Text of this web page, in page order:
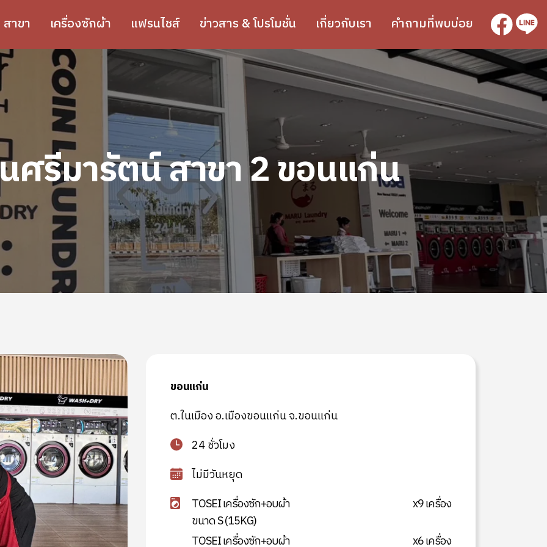
สาขา เครื่องซักผ้า แฟรนไชส์ ข่าวสาร & โปรโมชั่น เกี่ยวกับเรา คำถามที่พบบ่อย SVG SVG
ศรีมารัตน์ สาขา 2 ขอนแก่น
ขอนแก่น
ต.ในเมือง อ.เมืองขอนแก่น จ.ขอนแก่น
24 ชั่วโมง
ไม่มีวันหยุด
TOSEI เครื่องซัก+อบผ้า
ขนาด S (15KG)
x9 เครื่อง
TOSEI เครื่องซัก+อบผ้า
x6 เครื่อง